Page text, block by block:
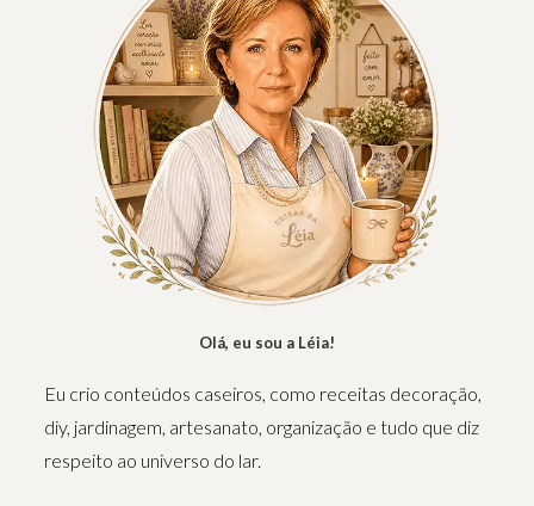
Olá, eu sou a Léia!
Eu crio conteúdos caseiros, como receitas decoração,
diy, jardinagem, artesanato, organização e tudo que diz
respeito ao universo do lar.